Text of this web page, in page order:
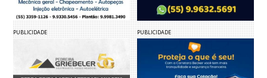
PUBLICIDADE PUBLICIDADE